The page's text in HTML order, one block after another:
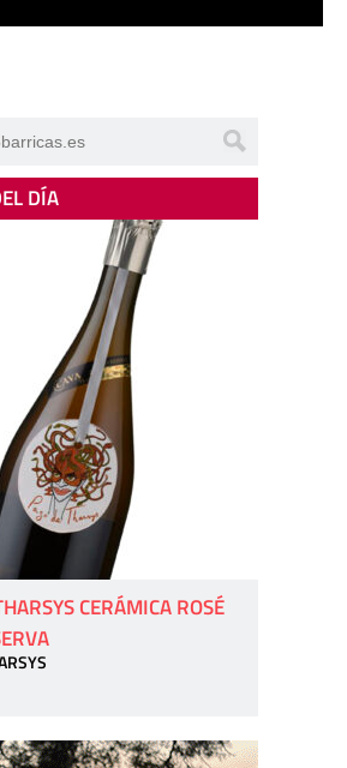
DÍA
CERÁMICA ROSÉ